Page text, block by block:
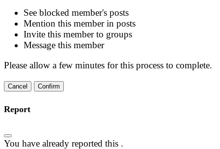
See blocked member's posts
Mention this member in posts
Invite this member to groups
Message this member
Please allow a few minutes for this process to complete.
Confirm
Report
You have already reported this .